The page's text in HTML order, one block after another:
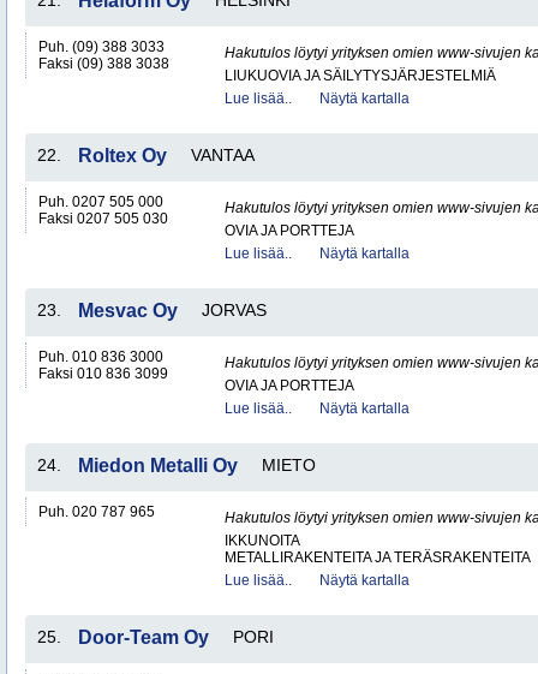
Puh. (09) 388 3033
Faksi (09) 388 3038
Hakutulos löytyi yrityksen omien www-sivujen
LIUKUOVIA JA SÄILYTYSJÄRJESTELMIÄ
Lue lisää..
Näytä kartalla
22. Roltex Oy VANTAA
Puh. 0207 505 000
Faksi 0207 505 030
Hakutulos löytyi yrityksen omien www-sivujen
OVIA JA PORTTEJA
Lue lisää..
Näytä kartalla
23. Mesvac Oy JORVAS
Puh. 010 836 3000
Faksi 010 836 3099
Hakutulos löytyi yrityksen omien www-sivujen
OVIA JA PORTTEJA
Lue lisää..
Näytä kartalla
24. Miedon Metalli Oy MIETO
Puh. 020 787 965
Hakutulos löytyi yrityksen omien www-sivujen
IKKUNOITA
METALLIRAKENTEITA JA TERÄSRAKENTEITA
Lue lisää..
Näytä kartalla
25. Door-Team Oy PORI